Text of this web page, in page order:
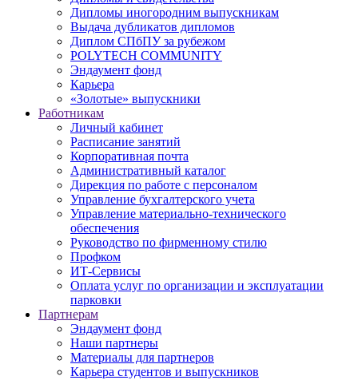
Дипломы иногородним выпускникам
Выдача дубликатов дипломов
Диплом СПбПУ за рубежом
POLYTECH COMMUNITY
Эндаумент фонд
Карьера
«Золотые» выпускники
Работникам
Личный кабинет
Расписание занятий
Корпоративная почта
Административный каталог
Дирекция по работе с персоналом
Управление бухгалтерского учета
Управление материально-технического
обеспечения
Руководство по фирменному стилю
Профком
ИТ-Сервисы
Оплата услуг по организации и эксплуатации
парковки
Партнерам
Эндаумент фонд
Наши партнеры
Материалы для партнеров
Карьера студентов и выпускников